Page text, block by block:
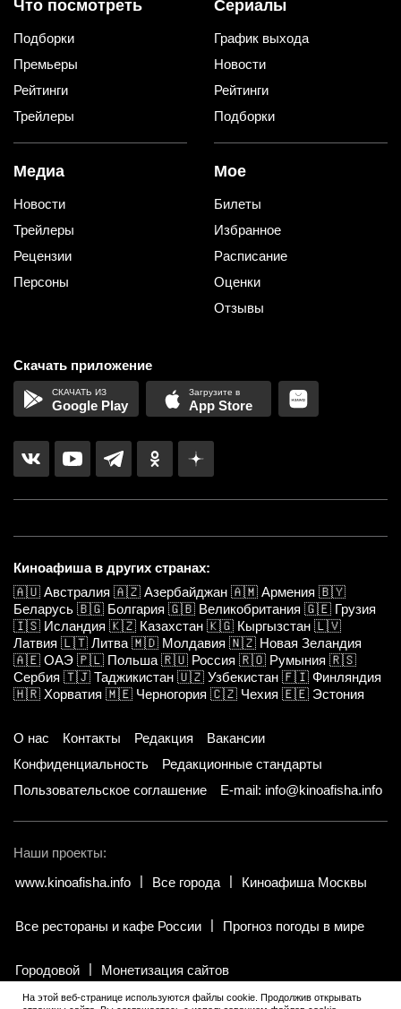
Что посмотреть
Подборки
Премьеры
Рейтинги
Трейлеры
Сериалы
График выхода
Новости
Рейтинги
Подборки
Медиа
Новости
Трейлеры
Рецензии
Персоны
Мое
Билеты
Избранное
Расписание
Оценки
Отзывы
Скачать приложение
Google Play App Store
Киноафиша в других странах:
🇦🇺 Австралия 🇦🇿 Азербайджан 🇦🇲 Армения 🇧🇾
Беларусь 🇧🇬 Болгария 🇬🇧 Великобритания 🇬🇪 Грузия
🇮🇸 Исландия 🇰🇿 Казахстан 🇰🇬 Кыргызстан 🇱🇻
Латвия 🇱🇹 Литва 🇲🇩 Молдавия 🇳🇿 Новая Зеландия
🇦🇪 ОАЭ 🇵🇱 Польша 🇷🇺 Россия 🇷🇴 Румыния 🇷🇸
Сербия 🇹🇯 Таджикистан 🇺🇿 Узбекистан 🇫🇮 Финляндия
🇭🇷 Хорватия 🇲🇪 Черногория 🇨🇿 Чехия 🇪🇪 Эстония
О нас Контакты Редакция
Вакансии
Конфиденциальность
Редакционные стандарты
Пользовательское соглашение
E-mail: info@kinoafisha.info
Наши проекты:
www.kinoafisha.info
Все города Киноафиша Москвы
Все рестораны и кафе России Прогноз погоды в мире
Городовой Монетизация сайтов
На этой веб-странице используются файлы cookie. Продолжив открывать